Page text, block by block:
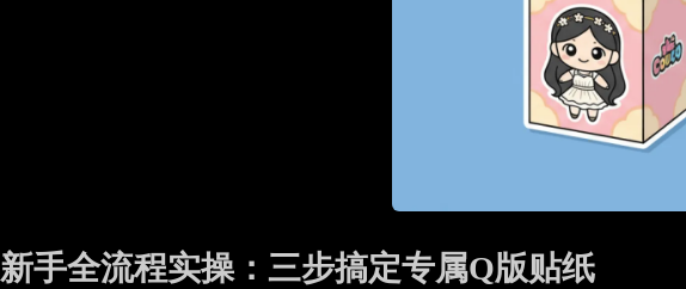
新手全流程实操：三步搞定专属Q版贴纸